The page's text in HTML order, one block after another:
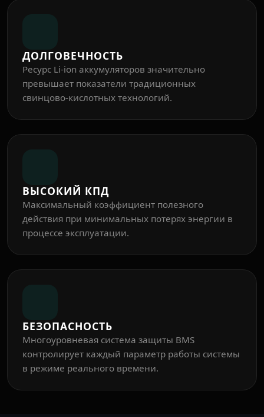
ДОЛГОВЕЧНОСТЬ
Ресурс Li-ion аккумуляторов значительно
превышает показатели традиционных
свинцово-кислотных технологий.
ВЫСОКИЙ КПД
Максимальный коэффициент полезного
действия при минимальных потерях энергии в
процессе эксплуатации.
БЕЗОПАСНОСТЬ
Многоуровневая система защиты BMS
контролирует каждый параметр работы системы
в режиме реального времени.